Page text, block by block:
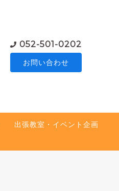
052-501-0202
お問い合わせ
出張教室・イベント企画